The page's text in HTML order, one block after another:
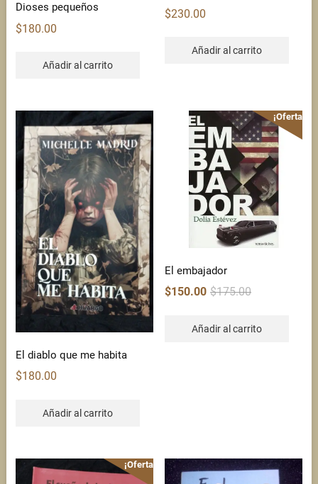
Dioses pequeños
$180.00
Añadir al carrito
$230.00
Añadir al carrito
El diablo que me habita
$180.00
Añadir al carrito
¡Oferta!
El embajador
$175.00
$175.00.
$150.00
$150.00.
Añadir al carrito
¡Oferta!